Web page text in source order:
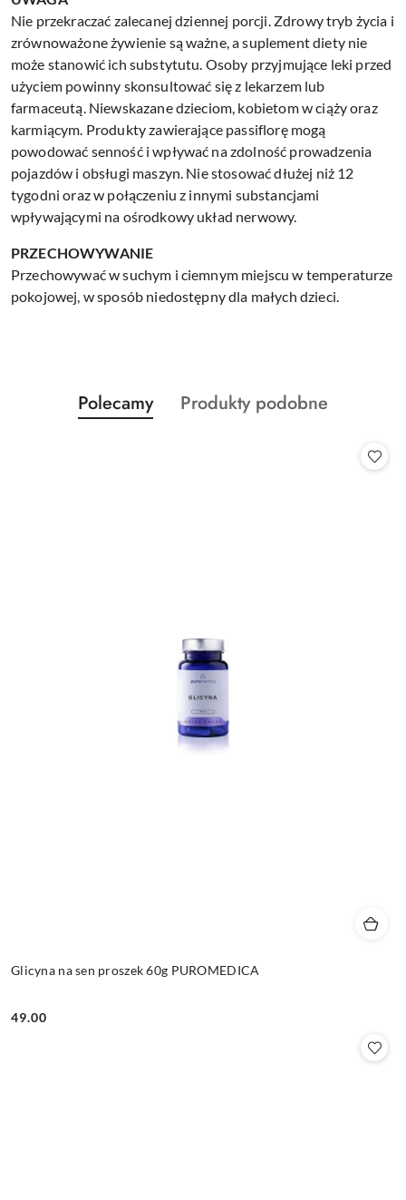
Nie przekraczać zalecanej dziennej porcji. Zdrowy tryb życia i
zrównoważone żywienie są ważne, a suplement diety nie
może stanowić ich substytutu. Osoby przyjmujące leki przed
użyciem powinny skonsultować się z lekarzem lub
farmaceutą. Niewskazane dzieciom, kobietom w ciąży oraz
karmiącym. Produkty zawierające passiflorę mogą
powodować senność i wpływać na zdolność prowadzenia
pojazdów i obsługi maszyn. Nie stosować dłużej niż 12
tygodni oraz w połączeniu z innymi substancjami
wpływającymi na ośrodkowy układ nerwowy.
PRZECHOWYWANIE
Przechowywać w suchym i ciemnym miejscu w temperaturze
pokojowej, w sposób niedostępny dla małych dzieci.
Pomiń karuzelę produktów
Produkty
o
Polecamy
Produkty
Produkty podobne
Glicyna na sen proszek 60g PUROMEDICA
Cena:
49.00